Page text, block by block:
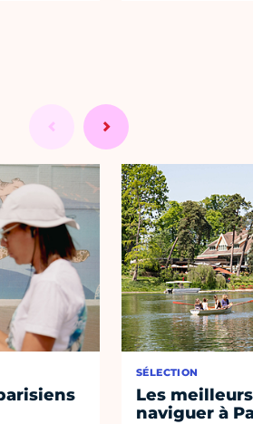
SÉLECTION
Les
naviguer à